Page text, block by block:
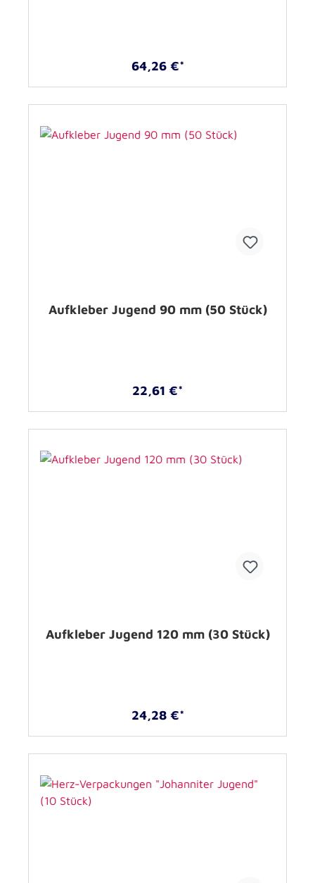
64,26 €*
Aufkleber Jugend 90 mm (50 Stück)
22,61 €*
Aufkleber Jugend 120 mm (30 Stück)
24,28 €*